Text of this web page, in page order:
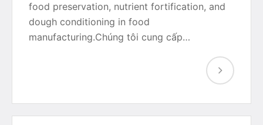
food preservation, nutrient fortification, and
dough conditioning in food
manufacturing.Chúng tôi cung cấp…